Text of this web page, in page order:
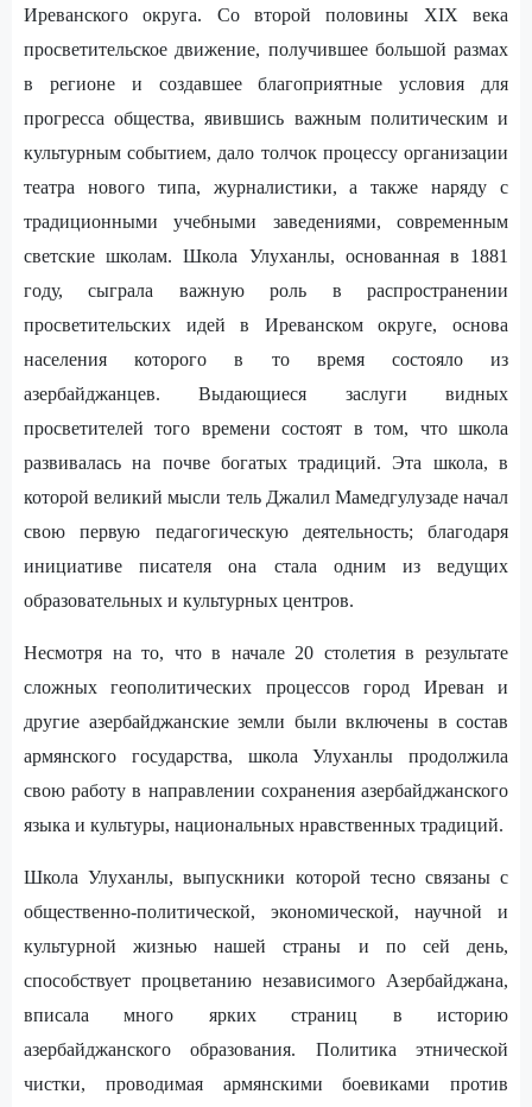
Иреванского округа. Со второй половины XIX века
просветительское движение, получившее большой размах
в регионе и создавшее благоприятные условия для
прогресса общества, явившись важным политическим и
культурным событием, дало толчок процессу организации
театра нового типа, журналистики, а также наряду с
традиционными учебными заведениями, современным
светские школам. Школа Улуханлы, основанная в 1881
году, сыграла важную роль в распространении
просветительских идей в Иреванском округе, основа
населения которого в то время состояло из
азербайджанцев. Выдающиеся заслуги видных
просветителей того времени состоят в том, что школа
развивалась на почве богатых традиций. Эта школа, в
которой великий мысли тель Джалил Мамедгулузаде начал
свою первую педагогическую деятельность; благодаря
инициативе писателя она стала одним из ведущих
образовательных и культурных центров.
Несмотря на то, что в начале 20 столетия в результате
сложных геополитических процессов город Иреван и
другие азербайджанские земли были включены в состав
армянского государства, школа Улуханлы продолжила
свою работу в направлении сохранения азербайджанского
языка и культуры, национальных нравственных традиций.
Школа Улуханлы, выпускники которой тесно связаны с
общественно-политической, экономической, научной и
культурной жизнью нашей страны и по сей день,
способствует процветанию независимого Азербайджана,
вписала много ярких страниц в историю
азербайджанского образования. Политика этнической
чистки, проводимая армянскими боевиками против